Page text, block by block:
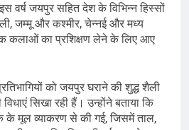
वर्ष जयपुर सहित देश के विभिन्न हिस्सों
जम्मू और कश्मीर, चेन्नई और मध्य
कलाओं का प्रशिक्षण लेने के लिए आए
को जयपुर घराने की शुद्ध शैली
सिखा रही हैं। उन्होंने बताया कि
मूल व्याकरण से की गई, जिसमें ताल,